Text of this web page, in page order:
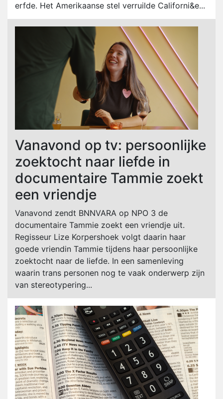
erfde. Het Amerikaanse stel verruilde Californi&e...
Vanavond op tv: persoonlijke
zoektocht naar liefde in
documentaire Tammie zoekt
een vriendje
Vanavond zendt BNNVARA op NPO 3 de
documentaire Tammie zoekt een vriendje uit.
Regisseur Lize Korpershoek volgt daarin haar
goede vriendin Tammie tijdens haar persoonlijke
zoektocht naar de liefde. In een samenleving
waarin trans personen nog te vaak onderwerp zijn
van stereotypering...